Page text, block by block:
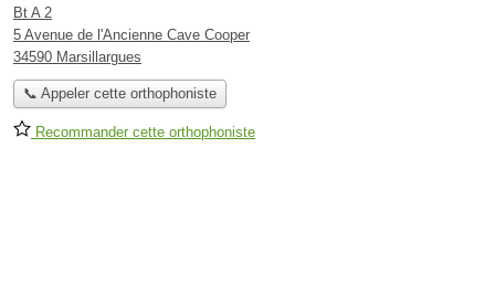
Bt A 2
5 Avenue de l'Ancienne Cave Cooper
34590 Marsillargues
📞 Appeler cette orthophoniste
Recommander cette orthophoniste